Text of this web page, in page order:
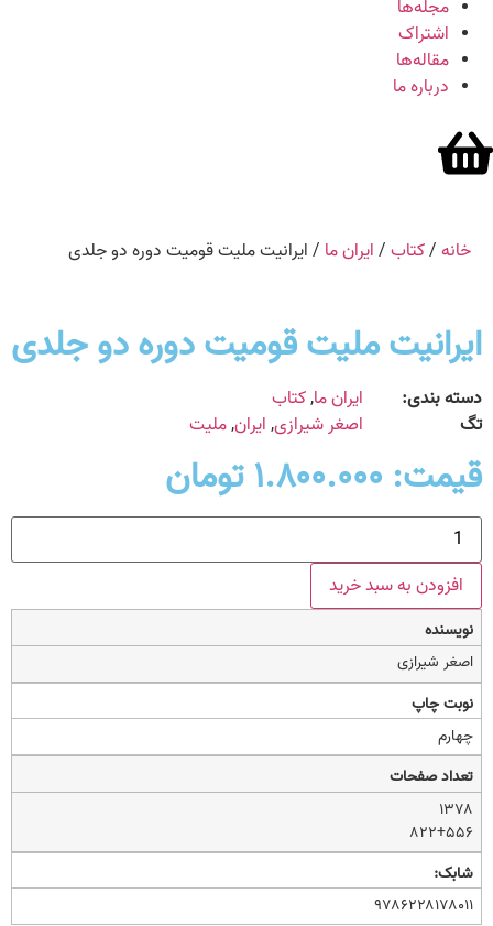
مجله‌ها
اشتراک
مقاله‌ها
درباره ما
خانه / کتاب / ایران ما / ایرانیت ملیت قومیت دوره دو جلدی
ایرانیت ملیت قومیت دوره دو جلدی
دسته بندی: ایران ما, کتاب
تگ
اصغر شیرازی, ایران, ملیت
قیمت: ۱.۸۰۰.۰۰۰ تومان
افزودن به سبد خرید
نویسنده
اصغر شیرازی
نوبت چاپ
چهارم
تعداد صفحات
۱۳۷۸
۸۲۲+۵۵۶
شابک:
۹۷۸۶۲۲۸۱۷۸۰۱۱